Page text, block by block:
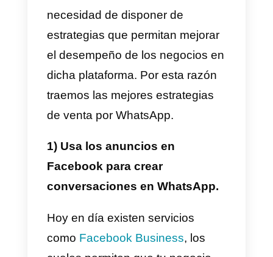
preferencias por tu marca.
3) Mantener el catálogo
actualizado
Esto es muy importante, ya que
básicamente es donde nuestros
clientes ven todos los productos
Además es nuestra carta de
presentación hacia el público en